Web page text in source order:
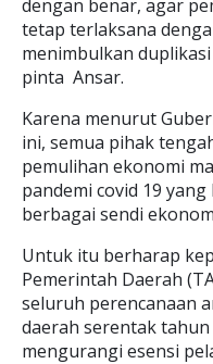
dengan benar, agar
tetap terlaksana
menimbulkan
pinta Ansar.
Karena menurut
ini, semua pihak
pemulihan ekonomi
pandemi covid 19
berbagai sendi
Untuk itu berharap
Pemerintah Daerah
seluruh perencanaan
daerah serentak tahun
mengurangi esensi